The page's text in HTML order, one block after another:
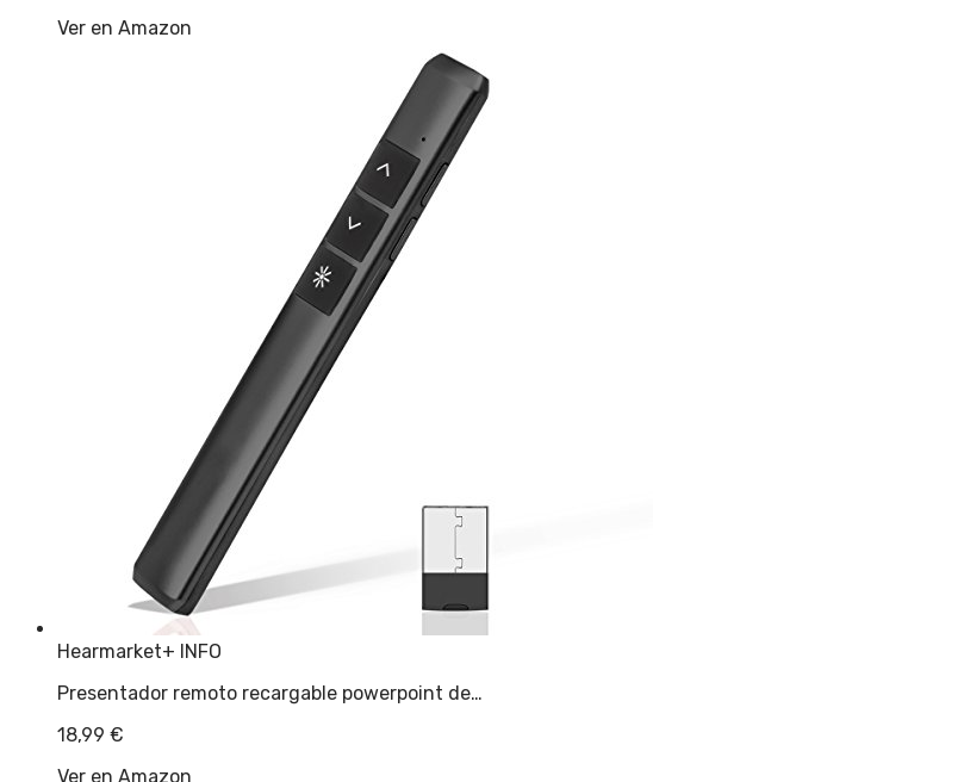
Ver en Amazon
Hearmarket+ INFO
Presentador remoto recargable powerpoint de…
18,99 €
Ver en Amazon